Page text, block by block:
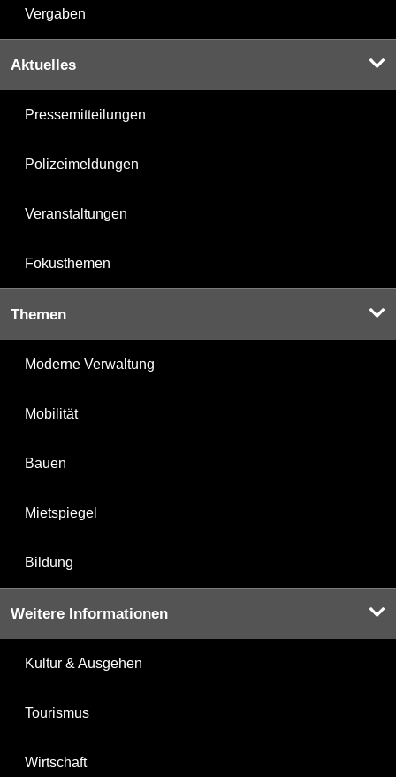
Vergaben
Aktuelles
Pressemitteilungen
Polizeimeldungen
Veranstaltungen
Fokusthemen
Themen
Moderne Verwaltung
Mobilität
Bauen
Mietspiegel
Bildung
Weitere Informationen
Kultur & Ausgehen
Tourismus
Wirtschaft